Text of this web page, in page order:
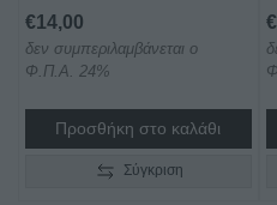
€14,00
δεν συμπεριλαμβάνεται ο
Φ.Π.Α. 24%
Προσθήκη στο καλάθι
Σύγκριση
€